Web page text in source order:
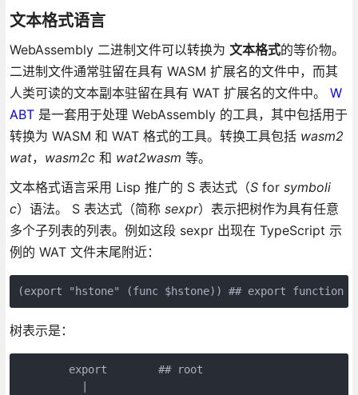
文本格式语言
WebAssembly 二进制文件可以转换为 文本格式的等价物。
二进制文件通常驻留在具有 WASM 扩展名的文件中，而其
人类可读的文本副本驻留在具有 WAT 扩展名的文件中。 W
ABT是一套用于处理 WebAssembly 的工具，其中包括用于
转换为 WASM 和 WAT 格式的工具。转换工具包括 wasm2
wat， wasm2c和 wat2wasm 等。
文本格式语言采用 Lisp 推广的 S 表达式（Sfor symboli
c）语法。 S 表达式（简称 sexpr）表示把树作为具有任意
多个子列表的列表。例如这段 sexpr 出现在 TypeScript 示
例的 WAT 文件末尾附近：
(export "hstone" (func $hstone)) ## export function
树表示是：
        export        ## root
          |